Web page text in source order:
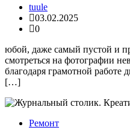
tuule
03.02.2025
0
юбой, даже самый пустой и
смотреться на фотографии
благодаря грамотной работе
[…]
Ремонт